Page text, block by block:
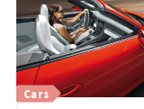
Cars